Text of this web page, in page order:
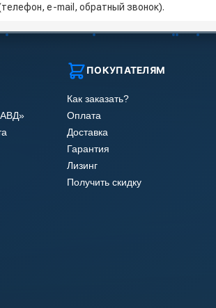
e-mail, обратный звонок).
ПОКУПАТЕЛЯМ
Как заказать?
Оплата
Доставка
Гарантия
Лизинг
Получить скидку